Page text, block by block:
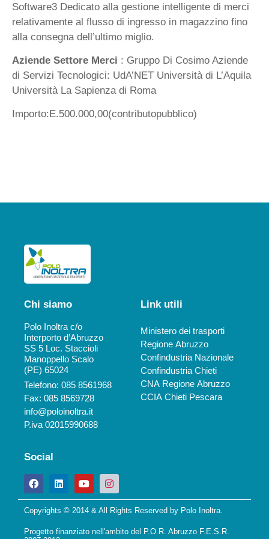
Software3 Dedicato alla gestione intelligente di merci
relativamente al flusso di ingresso in magazzino fino
alla consegna dell’ultimo miglio.
Aziende Settore Merci : Gruppo Di Cosimo Aziende
di Servizi Tecnologici: UdA’NET Università di L’Aquila
Università La Sapienza di Roma
Importo:E.500.000,00(contributopubblico)
Chi siamo
Polo Inoltra c/o
Interporto d’Abruzzo
SS 5 Loc. Staccioli
Manoppello Scalo
(PE) 65024
Telefono: 085 8561968
Fax: 085 8569728
info@poloinoltra.it
P.iva 02015990688
Link utili
Ministero dei trasporti
Regione Abruzzo
Confindustria Nazionale
Confindustria Chieti
CNA Regione Abruzzo
CCIA Chieti Pescara
Social
Copyrights © 2014 & All Rights Reserved by Polo Inoltra.
Progetto finanziato nell'ambito del P.O.R. Abruzzo F.E.S.R.